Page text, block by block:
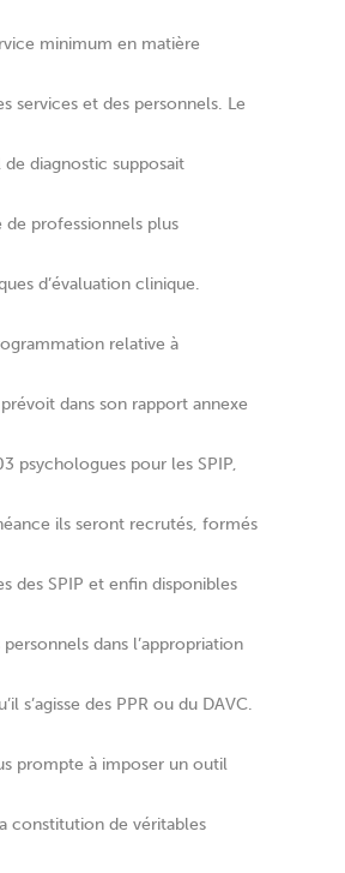
minimum en matière
services et des personnels. Le
diagnostic supposait
de professionnels plus
d’évaluation clinique.
relative à
dans son rapport annexe
psychologues pour les SPIP,
ils seront recrutés, formés
des SPIP et enfin disponibles
dans l’appropriation
s’agisse des PPR ou du DAVC.
prompte à imposer un outil
constitution de véritables